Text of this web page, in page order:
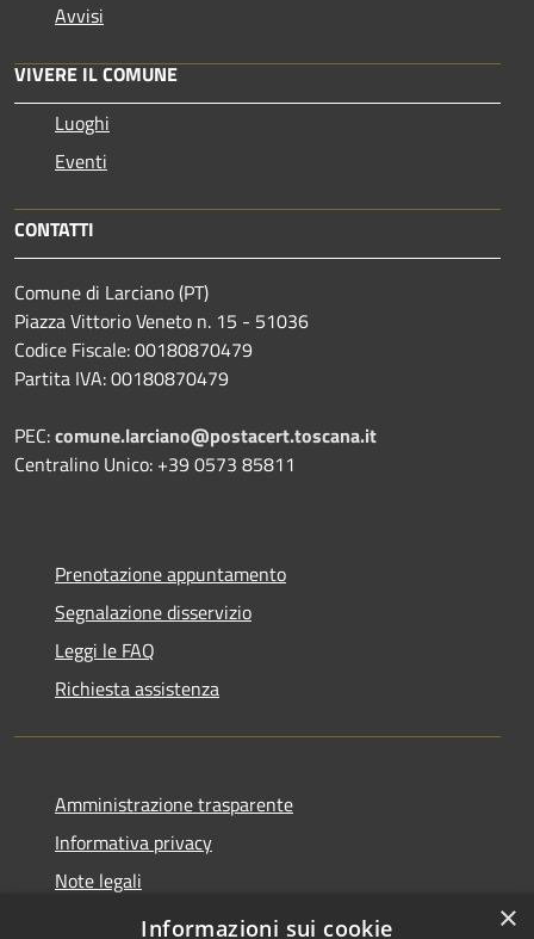
Avvisi
VIVERE IL COMUNE
Luoghi
Eventi
CONTATTI
Comune di Larciano (PT)
Piazza Vittorio Veneto n. 15 - 51036
Codice Fiscale: 00180870479
Partita IVA: 00180870479
PEC:comune.larciano@postacert.toscana.it
Centralino Unico: +39 0573 85811
Prenotazione appuntamento
Segnalazione disservizio
Leggi le FAQ
Richiesta assistenza
Amministrazione trasparente
Informativa privacy
Note legali
Dichiarazione di accessibilità
×
Informazioni sui cookie